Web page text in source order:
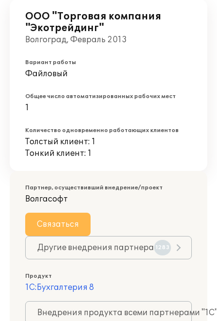
ООО "Торговая компания
"Экотрейдинг"
Волгоград, Февраль 2013
Вариант работы
Файловый
Общее число автоматизированных рабочих мест
1
Количество одновременно работающих клиентов
Толстый клиент: 1
Тонкий клиент: 1
Партнер, осуществивший внедрение/проект
Волгасофт
Связаться
Другие внедрения партнера 1283
Продукт
1С:Бухгалтерия 8
Внедрения продукта всеми партнерами